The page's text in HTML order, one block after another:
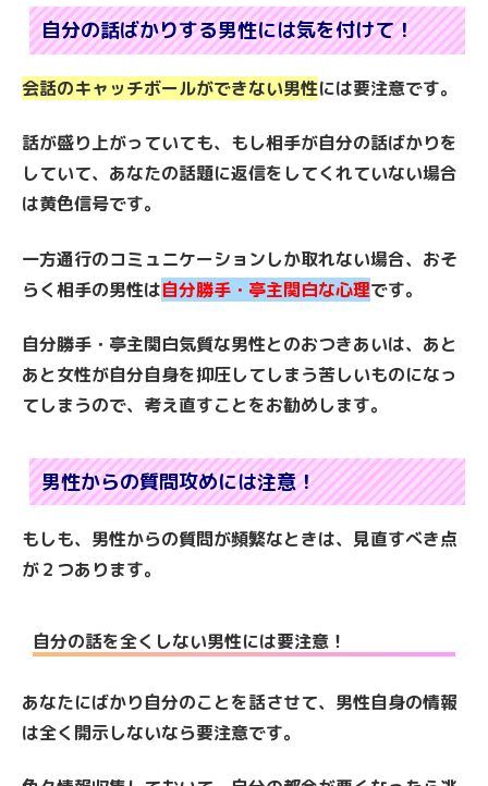
自分の話ばかりする男性には気を付けて！
会話のキャッチボールができない男性には要注意です。
話が盛り上がっていても、もし相手が自分の話ばかりを
していて、あなたの話題に返信をしてくれていない場合
は黄色信号です。
一方通行のコミュニケーションしか取れない場合、おそ
らく相手の男性は自分勝手・亭主関白な心理です。
自分勝手・亭主関白気質な男性とのおつきあいは、あと
あと女性が自分自身を抑圧してしまう苦しいものになっ
てしまうので、考え直すことをお勧めします。
男性からの質問攻めには注意！
もしも、男性からの質問が頻繁なときは、見直すべき点
が２つあります。
自分の話を全くしない男性には要注意！
あなたにばかり自分のことを話させて、男性自身の情報
は全く開示しないなら要注意です。